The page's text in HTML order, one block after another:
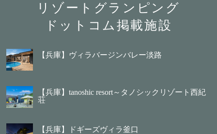
リゾートグランピング
ドットコム掲載施設
【兵庫】ヴィラバージンバレー淡路
【兵庫】tanoshic resort～タノシックリゾート西紀
荘
【兵庫】ドギーズヴィラ釜口